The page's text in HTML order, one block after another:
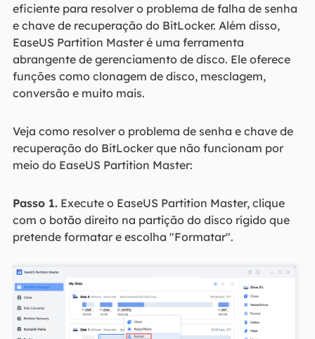
eficiente para resolver o problema de falha de senha
e chave de recuperação do BitLocker. Além disso,
EaseUS Partition Master é uma ferramenta
abrangente de gerenciamento de disco. Ele oferece
funções como clonagem de disco, mesclagem,
conversão e muito mais.
Veja como resolver o problema de senha e chave de
recuperação do BitLocker que não funcionam por
meio do EaseUS Partition Master:
Passo 1.Execute o EaseUS Partition Master, clique
com o botão direito na partição do disco rígido que
pretende formatar e escolha "Formatar".